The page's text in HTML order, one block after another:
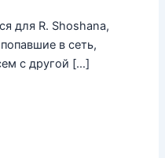
для R. Shoshana,
в сеть,
с другой […]